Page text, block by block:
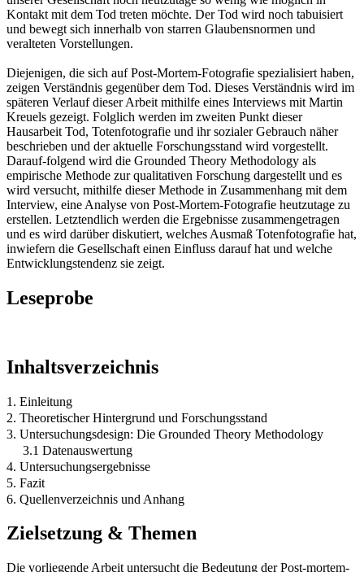
Kontakt mit dem Tod treten möchte. Der Tod wird noch tabuisiert
und bewegt sich innerhalb von starren Glaubensnormen und
veralteten Vorstellungen.
Diejenigen, die sich auf Post-Mortem-Fotografie spezialisiert haben,
zeigen Verständnis gegenüber dem Tod. Dieses Verständnis wird im
späteren Verlauf dieser Arbeit mithilfe eines Interviews mit Martin
Kreuels gezeigt. Folglich werden im zweiten Punkt dieser
Hausarbeit Tod, Totenfotografie und ihr sozialer Gebrauch näher
beschrieben und der aktuelle Forschungsstand wird vorgestellt.
Darauf-folgend wird die Grounded Theory Methodology als
empirische Methode zur qualitativen Forschung dargestellt und es
wird versucht, mithilfe dieser Methode in Zusammenhang mit dem
Interview, eine Analyse von Post-Mortem-Fotografie heutzutage zu
erstellen. Letztendlich werden die Ergebnisse zusammengetragen
und es wird darüber diskutiert, welches Ausmaß Totenfotografie hat,
inwiefern die Gesellschaft einen Einfluss darauf hat und welche
Entwicklungstendenz sie zeigt.
Leseprobe
Inhaltsverzeichnis
1. Einleitung
2. Theoretischer Hintergrund und Forschungsstand
3. Untersuchungsdesign: Die Grounded Theory Methodology
3.1 Datenauswertung
4. Untersuchungsergebnisse
5. Fazit
6. Quellenverzeichnis und Anhang
Zielsetzung & Themen
Die vorliegende Arbeit untersucht die Bedeutung der Post-mortem-